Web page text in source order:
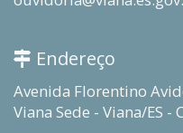
Endereço
Avenida Florentino
Viana Sede - Viana/ES -